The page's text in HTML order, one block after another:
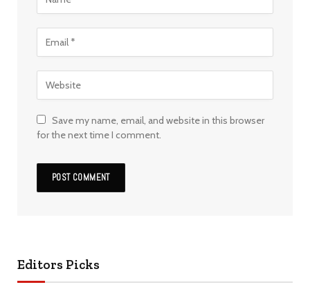
Save my name, email, and website in this browser
for the next time I comment.
Editors Picks